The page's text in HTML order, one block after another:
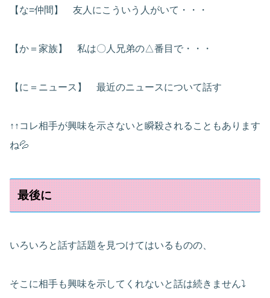
【な=仲間】 友人にこういう人がいて・・・
【か＝家族】 私は〇人兄弟の△番目で・・・
【に＝ニュース】 最近のニュースについて話す
↑↑コレ相手が興味を示さないと瞬殺されることもあります
ね💦
最後に
いろいろと話す話題を見つけてはいるものの、
そこに相手も興味を示してくれないと話は続きません⤵